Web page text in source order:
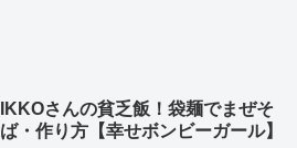
IKKOさんの貧乏飯！袋麺でまぜそ
ば・作り方【幸せボンビーガール】